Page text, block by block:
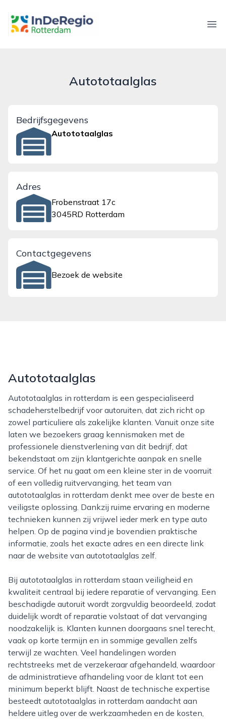
inderegiorotterdam.nl
Autototaalglas
Bedrijfsgegevens
Autototaalglas
Adres
Frobenstraat 17c
3045RD Rotterdam
Contactgegevens
Bezoek de website
Autototaalglas
Autototaalglas in rotterdam is een gespecialiseerd
schadeherstelbedrijf voor autoruiten, dat zich richt op
zowel particuliere als zakelijke klanten. Vanuit onze site
laten we bezoekers graag kennismaken met de
professionele dienstverlening van dit bedrijf, dat
bekendstaat om zijn klantgerichte aanpak en snelle
service. Of het nu gaat om een kleine ster in de voorruit
of een volledig ruitvervanging, het team van
autototaalglas in rotterdam denkt mee over de beste en
veiligste oplossing. Dankzij ruime ervaring en moderne
technieken kunnen zij vrijwel ieder merk en type auto
helpen. Op de pagina vind je bovendien praktische
informatie, zoals het exacte adres en een directe link
naar de website van autototaalglas zelf.
Bij autototaalglas in rotterdam staan veiligheid en
kwaliteit centraal bij iedere reparatie of vervanging. Een
beschadigde autoruit wordt zorgvuldig beoordeeld, zodat
duidelijk wordt of reparatie volstaat of dat vervanging
noodzakelijk is. Klanten kunnen doorgaans snel terecht,
vaak op korte termijn en in sommige gevallen zelfs
terwijl ze wachten. Veel handelingen worden
rechtstreeks met de verzekeraar afgehandeld, waardoor
de administratieve afhandeling voor de klant tot een
minimum beperkt blijft. Naast de technische expertise
besteedt autototaalglas in rotterdam aandacht aan
heldere uitleg over de werkzaamheden en de kosten,